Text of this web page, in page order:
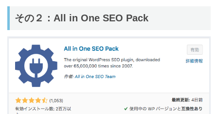
その２：All in One SEO Pack